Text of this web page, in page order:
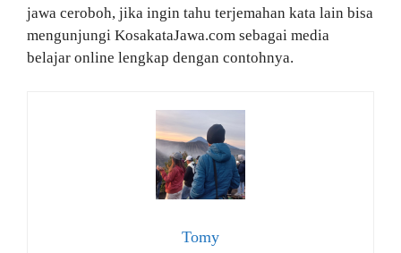
jawa ceroboh, jika ingin tahu terjemahan kata lain bisa
mengunjungi KosakataJawa.com sebagai media
belajar online lengkap dengan contohnya.
Tomy